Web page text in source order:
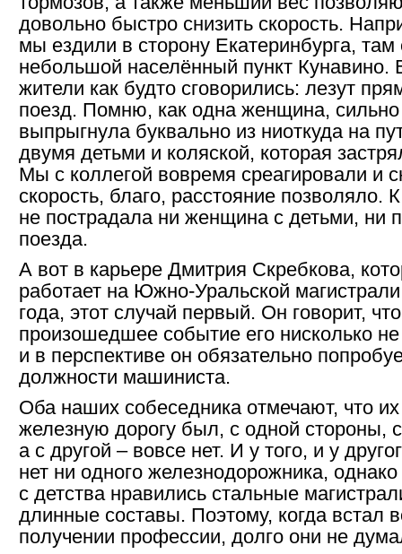
довольно быст­ро снизить скорость.
мы ездили в сторону Екатеринбурга, там
небольшой населённый пункт Кунавино.
жители как будто сговорились: лезут
поезд. Помню, как одна женщина,
выпрыгнула буквально из ниоткуда на
двумя детьми и коляской, которая
Мы с коллегой вовремя среагировали и
скорость, благо, расстояние позволяло.
не пострадала ни женщина с детьми, ни
поезда.
А вот в карьере Дмитрия Скребкова,
работает на Южно-Уральской
года, этот случай первый. Он говорит, что
произошедшее событие его нисколько не
и в перспективе он обязательно
должности машиниста.
Оба наших собеседника отмечают, что
железную дорогу был, с одной стороны,
а с другой – вовсе нет. И у того, и у
нет ни одного железнодорожника,
с детства нравились стальные
длинные составы. Поэтому, когда встал
получении профессии, долго они не